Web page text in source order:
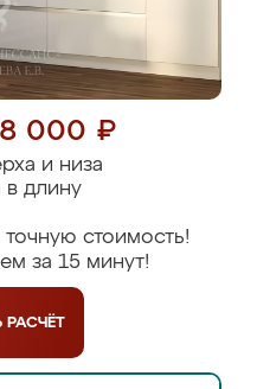
000 ₽
и низа
в длину
стоимость!
за 15 минут!
РАСЧЁТ